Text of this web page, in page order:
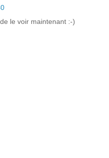
le voir maintenant :-)